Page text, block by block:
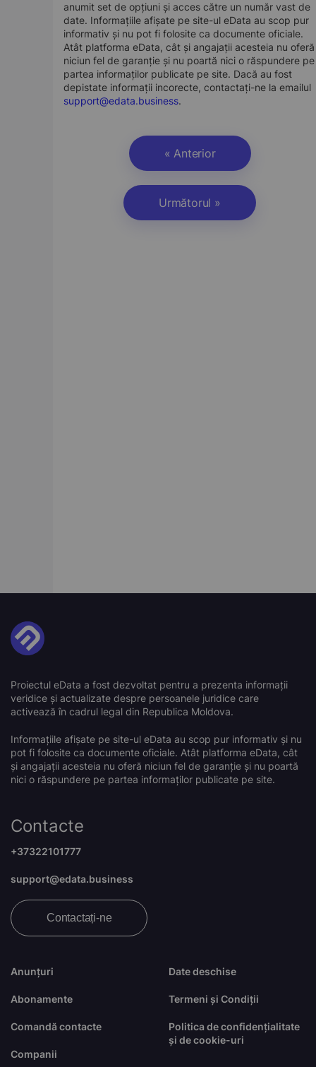
anumit set de opțiuni și acces către un număr vast de
date. Informațiile afișate pe site-ul eData au scop pur
informativ și nu pot fi folosite ca documente oficiale.
Atât platforma eData, cât și angajații acesteia nu oferă
niciun fel de garanție și nu poartă nici o răspundere pe
partea informaților publicate pe site. Dacă au fost
depistate informații incorecte, contactați-ne la emailul
support@edata.business.
« Anterior
Următorul »
Proiectul eData a fost dezvoltat pentru a prezenta informații
veridice și actualizate despre persoanele juridice care
activează în cadrul legal din Republica Moldova.
Informațiile afișate pe site-ul eData au scop pur informativ și nu
pot fi folosite ca documente oficiale. Atât platforma eData, cât
și angajații acesteia nu oferă niciun fel de garanție și nu poartă
nici o răspundere pe partea informaților publicate pe site.
Anunțuri
Abonamente
Comandă contacte
Companii
Date deschise
Termeni și Condiții
Politica de confidențialitate
și de cookie-uri
Contacte
+37322101777
support@edata.business
Contactați-ne